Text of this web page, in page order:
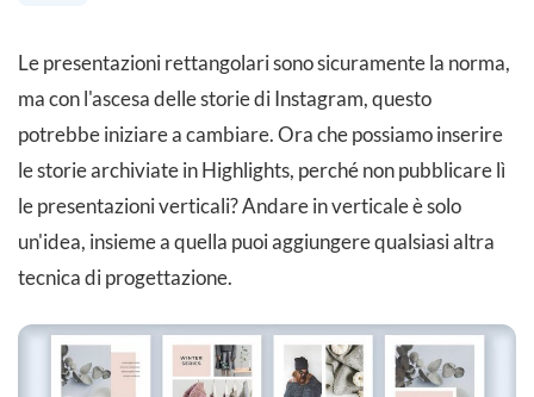
Le presentazioni rettangolari sono sicuramente la norma,
ma con l'ascesa delle storie di Instagram, questo
potrebbe iniziare a cambiare. Ora che possiamo inserire
le storie archiviate in Highlights, perché non pubblicare lì
le presentazioni verticali? Andare in verticale è solo
un'idea, insieme a quella puoi aggiungere qualsiasi altra
tecnica di progettazione.